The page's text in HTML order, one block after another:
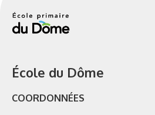
École du Dôme
COORDONNÉES